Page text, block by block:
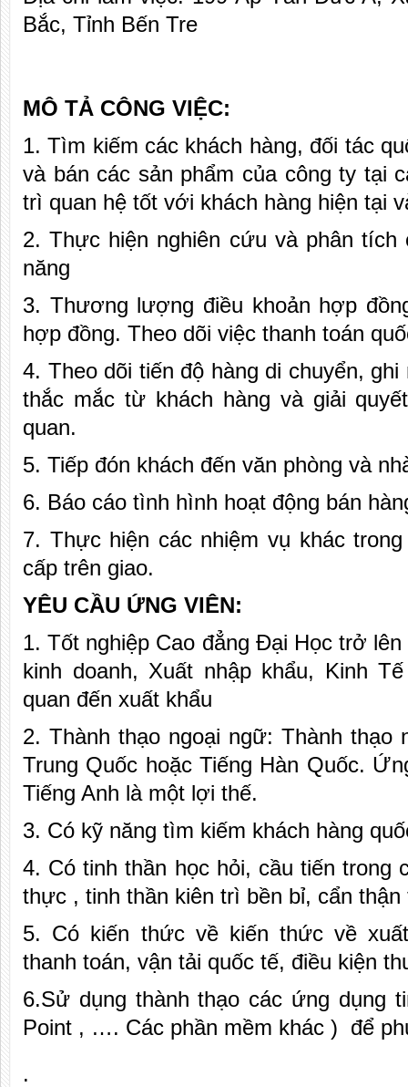
Bắc, Tỉnh Bến Tre
MÔ TẢ CÔNG VIỆC:
1. Tìm kiếm các khách hàng, đối tác
và bán các sản phẩm của công ty tại
trì quan hệ tốt với khách hàng hiện tại
2. Thực hiện nghiên cứu và phân
năng
3. Thương lượng điều khoản hợp
hợp đồng. Theo dõi việc thanh toán
4. Theo dõi tiến độ hàng di chuyển,
thắc mắc từ khách hàng và giải
quan.
5. Tiếp đón khách đến văn phòng và
6. Báo cáo tình hình hoạt động bán
7. Thực hiện các nhiệm vụ khác
cấp trên giao.
YÊU CẦU ỨNG VIÊN:
1. Tốt nghiệp Cao đẳng Đại Học trở
kinh doanh, Xuất nhập khẩu, Kinh
quan đến xuất khẩu
2. Thành thạo ngoại ngữ: Thành thạo
Trung Quốc hoặc Tiếng Hàn Quốc.
Tiếng Anh là một lợi thế.
3. Có kỹ năng tìm kiếm khách hàng
4. Có tinh thần học hỏi, cầu tiến trong
thực , tinh thần kiên trì bền bỉ, cẩn thận
5. Có kiến thức về kiến thức về
thanh toán, vận tải quốc tế, điều kiện
6.Sử dụng thành thạo các ứng dụng
Point , …. Các phần mềm khác ) để
.